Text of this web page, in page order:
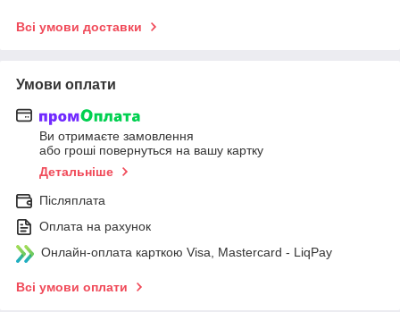
Всі умови доставки
Умови оплати
Ви отримаєте замовлення
або гроші повернуться на вашу картку
Детальніше
Післяплата
Оплата на рахунок
Онлайн-оплата карткою Visa, Mastercard - LiqPay
Всі умови оплати